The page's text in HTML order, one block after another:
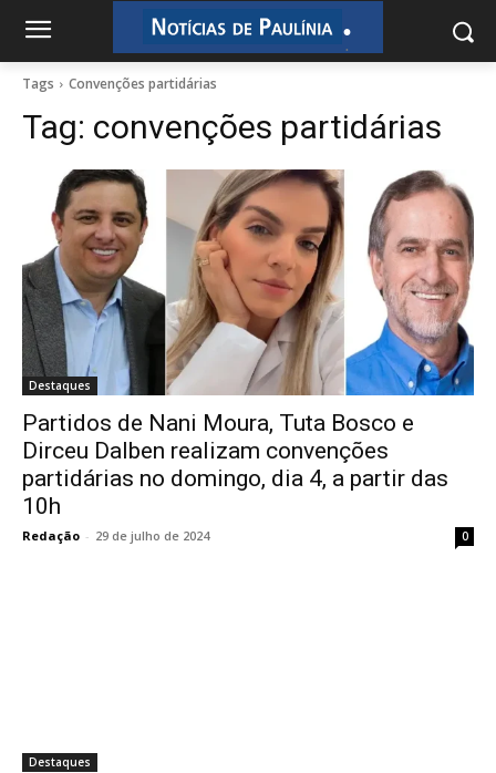
.
.
Tags Convenções partidárias
Tag: convenções partidárias
Destaques
Partidos de Nani Moura, Tuta Bosco e
Dirceu Dalben realizam convenções
partidárias no domingo, dia 4, a partir das
10h
Redação - 29 de julho de 2024 0
Destaques